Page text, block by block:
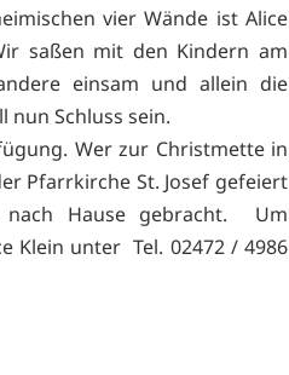
vier Wände ist Alice
saßen mit den Kindern am
einsam und allein die
nun Schluss sein.
Wer zur Christmette in
Pfarrkirche St. Josef gefeiert
Hause gebracht. Um
Klein unter Tel. 02472 / 4986